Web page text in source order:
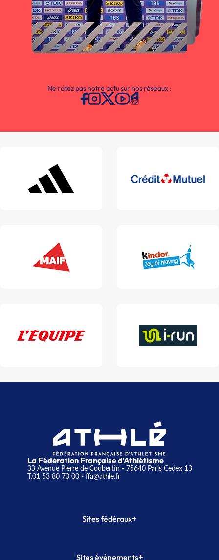
Ne ratez pas notre actu sur nos réseaux :
La Fédération Française d'Athlétisme
33 Avenue Pierre de Coubertin - 75640 Paris Cedex 13
T.01 53 80 70 00- ffa@athle.fr
Sites fédéraux+
Sites événements+